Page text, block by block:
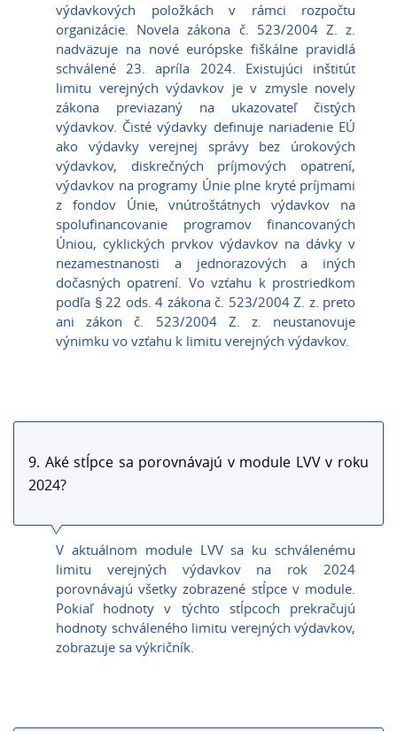
výdavkových položkách v rámci rozpočtu
organizácie. Novela zákona č. 523/2004 Z. z.
nadväzuje na nové európske fiškálne pravidlá
schválené 23. apríla 2024. Existujúci inštitút
limitu verejných výdavkov je v zmysle novely
zákona previazaný na ukazovateľ čistých
výdavkov. Čisté výdavky definuje nariadenie EÚ
ako výdavky verejnej správy bez úrokových
výdavkov, diskrečných príjmových opatrení,
výdavkov na programy Únie plne kryté príjmami
z fondov Únie, vnútroštátnych výdavkov na
spolufinancovanie programov financovaných
Úniou, cyklických prvkov výdavkov na dávky v
nezamestnanosti a jednorazových a iných
dočasných opatrení. Vo vzťahu k prostriedkom
podľa § 22 ods. 4 zákona č. 523/2004 Z. z. preto
ani zákon č. 523/2004 Z. z. neustanovuje
výnimku vo vzťahu k limitu verejných výdavkov.
9. Aké stĺpce sa porovnávajú v module LVV v roku
2024?
V aktuálnom module LVV sa ku schválenému
limitu verejných výdavkov na rok 2024
porovnávajú všetky zobrazené stĺpce v module.
Pokiaľ hodnoty v týchto stĺpcoch prekračujú
hodnoty schváleného limitu verejných výdavkov,
zobrazuje sa výkričník.